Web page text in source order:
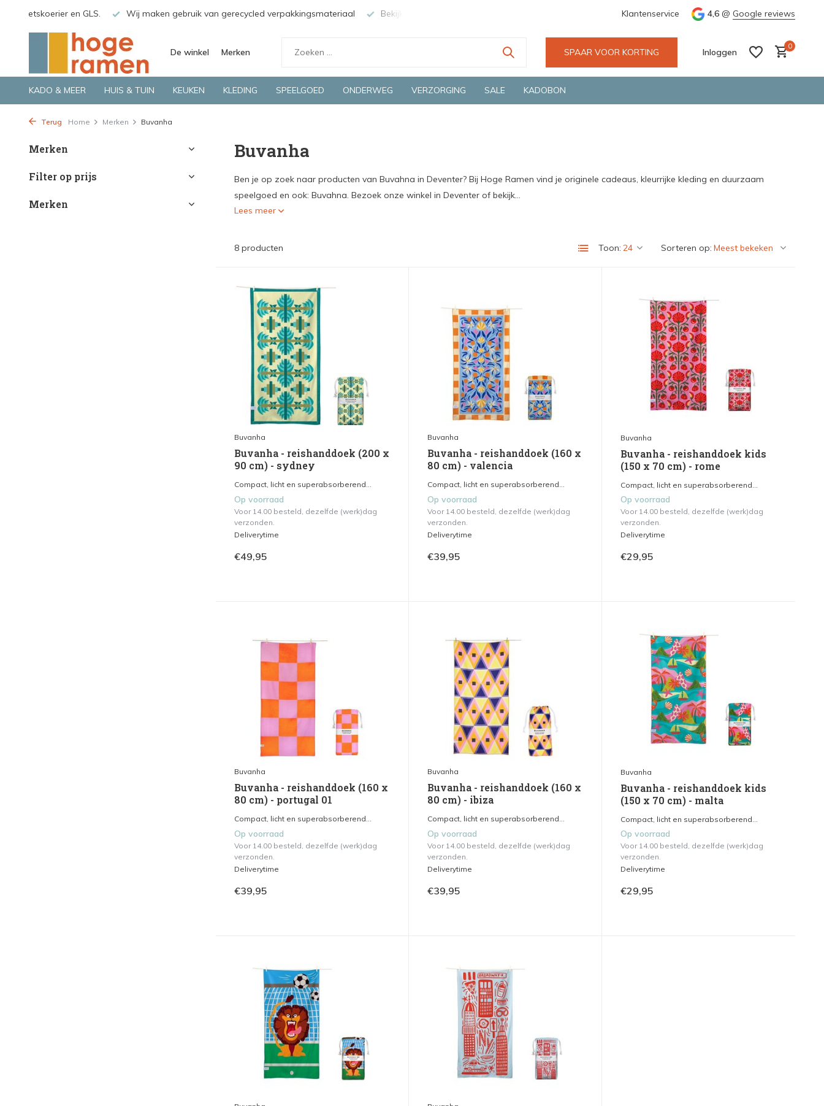
Fietskoerier en GLS. Wij maken gebruik van gerecycled verpakkingsmateriaal Bekijk de producten live in onze winkel in Deventer Groene en snelle bezorging door o.a. Fietskoerier en
Klantenservice 4,6 @ Google reviews
De winkel Merken SPAAR VOOR KORTING Inloggen
0
KADO & MEER HUIS & TUIN KEUKEN KLEDING SPEELGOED ONDERWEG VERZORGING SALE KADOBON
Terug Home Merken Buvanha
Merken
Filter op prijs
Merken
Buvanha
Ben je op zoek naar producten van Buvahna in Deventer? Bij Hoge Ramen vind je originele cadeaus, kleurrijke kleding en duurzaam
speelgoed en ook: Buvahna. Bezoek onze winkel in Deventer of bekijk...
Lees meer
8 producten Toon: Sorteren op:
Buvanha
Buvanha - reishanddoek (200 x
90 cm) - sydney
Compact, licht en superabsorberend...
Op voorraad
Voor 14.00 besteld, dezelfde (werk)dag
verzonden.
Deliverytime
€49,95
Buvanha
Buvanha - reishanddoek (160 x
80 cm) - valencia
Compact, licht en superabsorberend...
Op voorraad
Voor 14.00 besteld, dezelfde (werk)dag
verzonden.
Deliverytime
€39,95
Buvanha
Buvanha - reishanddoek kids
(150 x 70 cm) - rome
Compact, licht en superabsorberend...
Op voorraad
Voor 14.00 besteld, dezelfde (werk)dag
verzonden.
Deliverytime
€29,95
Buvanha
Buvanha - reishanddoek (160 x
80 cm) - portugal 01
Compact, licht en superabsorberend...
Op voorraad
Voor 14.00 besteld, dezelfde (werk)dag
verzonden.
Deliverytime
€39,95
Buvanha
Buvanha - reishanddoek (160 x
80 cm) - ibiza
Compact, licht en superabsorberend...
Op voorraad
Voor 14.00 besteld, dezelfde (werk)dag
verzonden.
Deliverytime
€39,95
Buvanha
Buvanha - reishanddoek kids
(150 x 70 cm) - malta
Compact, licht en superabsorberend...
Op voorraad
Voor 14.00 besteld, dezelfde (werk)dag
verzonden.
Deliverytime
€29,95